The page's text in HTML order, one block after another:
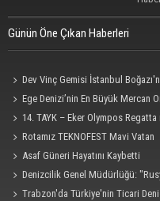
Günün Öne Çıkan Haberleri
Dev Vinç Gemisi İstanbul
Ege Denizi’nin En Büyük Mercan
14. TAYK – Eker Olympos
Rotamız TEKNOFEST Mavi Vatan
Asaf Güneri Hayatını Kaybetti
Denizcilik Genel Müdürlüğü:
Saldırısına Uğradı"
Trabzon'da Türkiye'nin Ticari